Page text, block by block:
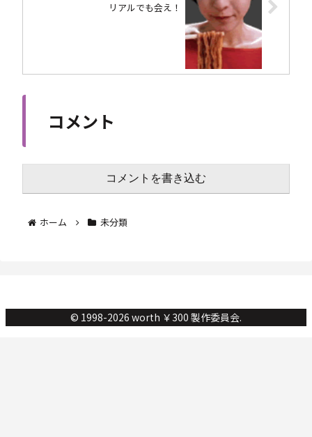
リアルでも会え！
コメント
コメントを書き込む
ホーム 未分類
© 1998-2026 worth ￥300 製作委員会.